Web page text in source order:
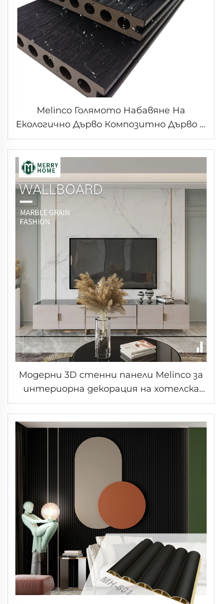
Melinco Голямото Набавяне На
Екологично Дърво Композитно Дърво С
Гранулирана Структура За Изградяне
На Външни WPC Подове Със Стъпки
Модерни 3D стенни панели Melinco за
интериорна декорация на хотелска
вила - комплект мраморни стени